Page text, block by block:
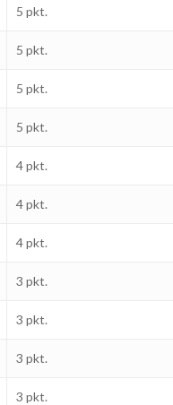
5 pkt.
5 pkt.
5 pkt.
5 pkt.
4 pkt.
4 pkt.
4 pkt.
3 pkt.
3 pkt.
3 pkt.
3 pkt.